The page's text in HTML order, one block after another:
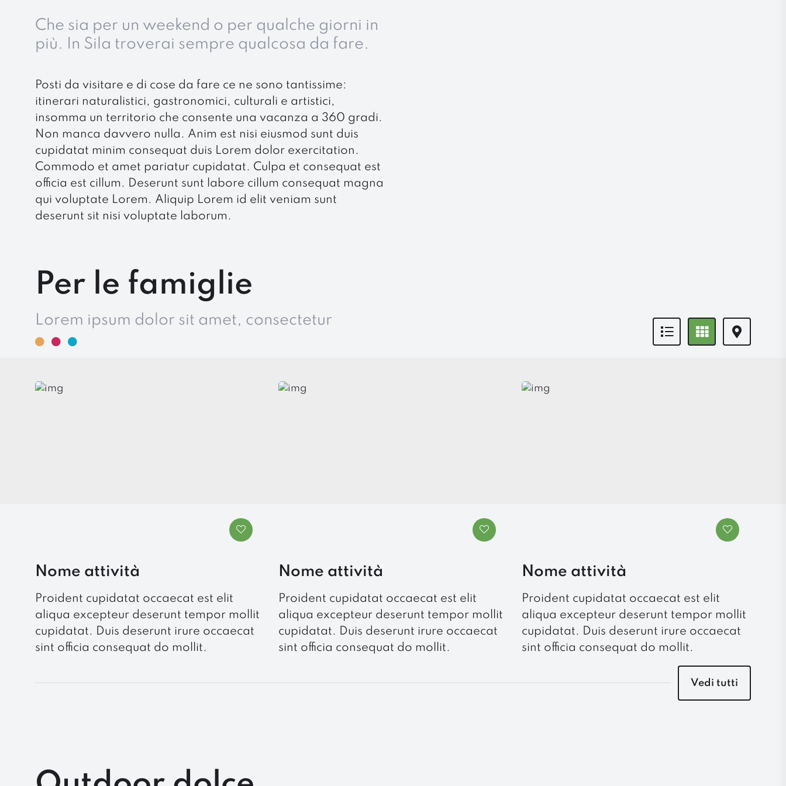
Che sia per un weekend o per qualche giorni in
più. In Sila troverai sempre qualcosa da fare.
Posti da visitare e di cose da fare ce ne sono tantissime:
itinerari naturalistici, gastronomici, culturali e artistici,
insomma un territorio che consente una vacanza a 360 gradi.
Non manca davvero nulla. Anim est nisi eiusmod sunt duis
cupidatat minim consequat duis Lorem dolor exercitation.
Commodo et amet pariatur cupidatat. Culpa et consequat est
officia est cillum. Deserunt sunt labore cillum consequat magna
qui voluptate Lorem. Aliquip Lorem id elit veniam sunt
deserunt sit nisi voluptate laborum.
Per le famiglie
Lorem ipsum dolor sit amet, consectetur
Icona Icona Icona
Nome attività
Proident cupidatat occaecat est elit
aliqua excepteur deserunt tempor mollit
cupidatat. Duis deserunt irure occaecat
sint officia consequat do mollit.
Nome attività
Proident cupidatat occaecat est elit
aliqua excepteur deserunt tempor mollit
cupidatat. Duis deserunt irure occaecat
sint officia consequat do mollit.
Nome attività
Proident cupidatat occaecat est elit
aliqua excepteur deserunt tempor mollit
cupidatat. Duis deserunt irure occaecat
sint officia consequat do mollit.
Vedi tutti